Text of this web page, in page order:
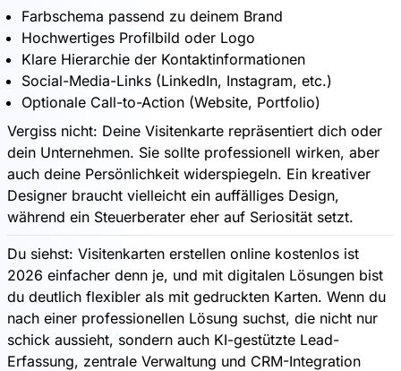
Farbschema passend zu deinem Brand
Hochwertiges Profilbild oder Logo
Klare Hierarchie der Kontaktinformationen
Social-Media-Links (LinkedIn, Instagram, etc.)
Optionale Call-to-Action (Website, Portfolio)
Vergiss nicht: Deine Visitenkarte repräsentiert dich oder
dein Unternehmen. Sie sollte professionell wirken, aber
auch deine Persönlichkeit widerspiegeln. Ein kreativer
Designer braucht vielleicht ein auffälliges Design,
während ein Steuerberater eher auf Seriosität setzt.
Du siehst: Visitenkarten erstellen online kostenlos ist
2026 einfacher denn je, und mit digitalen Lösungen bist
du deutlich flexibler als mit gedruckten Karten. Wenn du
nach einer professionellen Lösung suchst, die nicht nur
schick aussieht, sondern auch KI-gestützte Lead-
Erfassung, zentrale Verwaltung und CRM-Integration